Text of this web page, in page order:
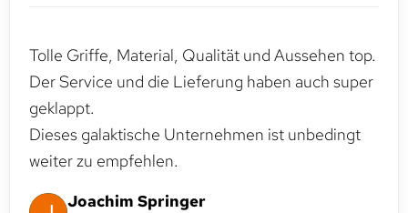
Tolle Griffe, Material, Qualität und Aussehen top.
Der Service und die Lieferung haben auch super
geklappt.
Dieses galaktische Unternehmen ist unbedingt
weiter zu empfehlen.
Joachim Springer